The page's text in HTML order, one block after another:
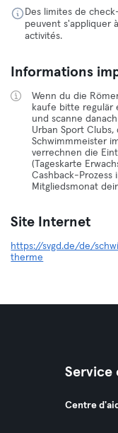
Des limites de
peuvent s'appliquer
activités.
Informations
Wenn du die
kaufe bitte regulär
und scanne
Urban Sport Clubs,
Schwimmmeister
verrechnen die
(Tageskarte
Cashback-Prozess
Mitgliedsmonat
Site Internet
https://svgd.de/de/
therme
Service
Centre